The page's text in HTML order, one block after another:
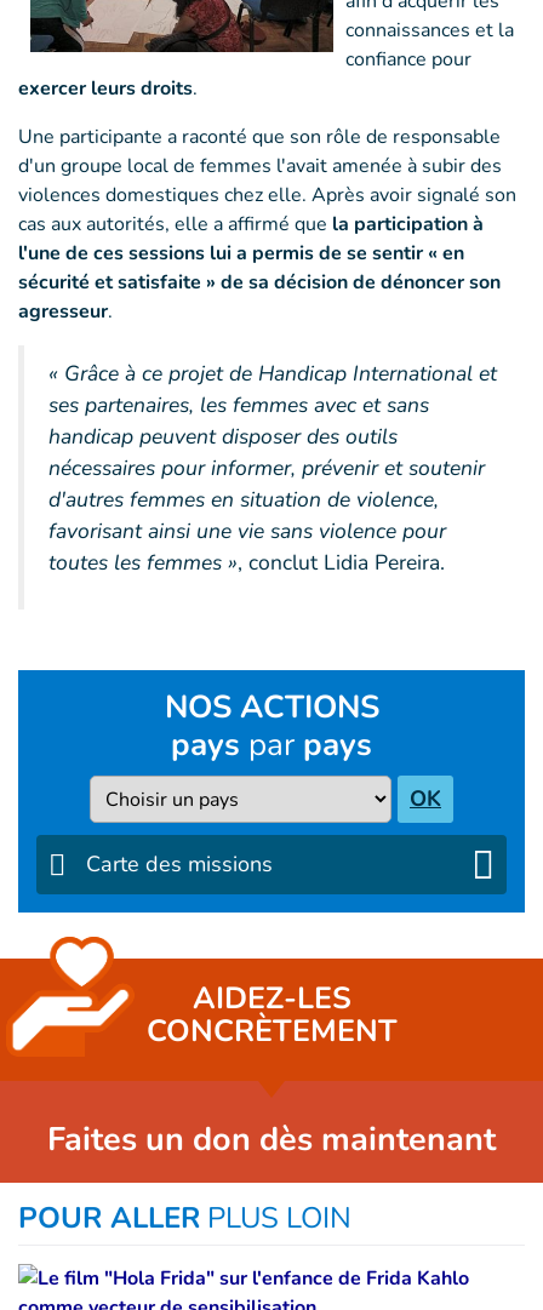
connaissances et la
confiance pour
exercer leurs droits.
Une participante a raconté que son rôle de responsable
d'un groupe local de femmes l'avait amenée à subir des
violences domestiques chez elle. Après avoir signalé son
cas aux autorités, elle a affirmé que la participation à
l'une de ces sessions lui a permis de se sentir « en
sécurité et satisfaite » de sa décision de dénoncer son
agresseur.
« Grâce à ce projet de Handicap International et
ses partenaires, les femmes avec et sans
handicap peuvent disposer des outils
nécessaires pour informer, prévenir et soutenir
d'autres femmes en situation de violence,
favorisant ainsi une vie sans violence pour
toutes les femmes », conclut Lidia Pereira.
NOS ACTIONS
pays par pays
Pays OK
Carte des missions
AIDEZ-LES
CONCRÈTEMENT
Faites un don dès maintenant
POUR ALLER PLUS LOIN